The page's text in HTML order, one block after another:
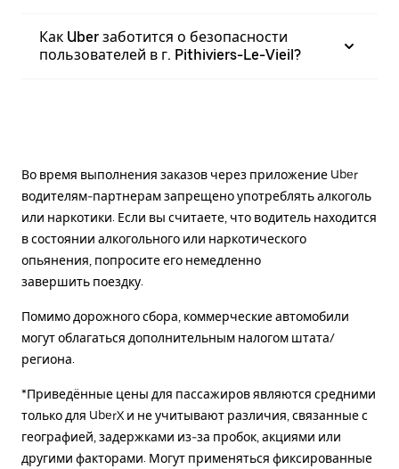
Как Uber заботится о безопасности
пользователей в г. Pithiviers-Le-Vieil?
Во время выполнения заказов через приложение Uber
водителям-партнерам запрещено употреблять алкоголь
или наркотики. Если вы считаете, что водитель находится
в состоянии алкогольного или наркотического
опьянения, попросите его немедленно
завершить поездку.
Помимо дорожного сбора, коммерческие автомобили
могут облагаться дополнительным налогом штата/
региона.
*Приведённые цены для пассажиров являются средними
только для UberX и не учитывают различия, связанные с
географией, задержками из-за пробок, акциями или
другими факторами. Могут применяться фиксированные